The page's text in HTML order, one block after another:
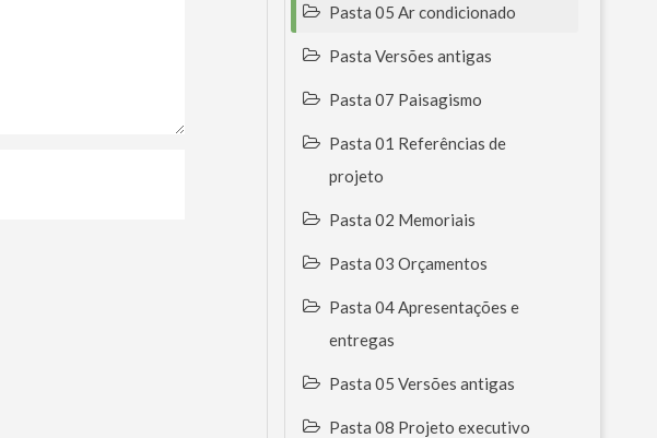
Pasta 05 Ar condicionado
Pasta Versões antigas
Pasta 07 Paisagismo
Pasta 01 Referências de
projeto
Pasta 02 Memoriais
Pasta 03 Orçamentos
Pasta 04 Apresentações e
entregas
Pasta 05 Versões antigas
Pasta 08 Projeto executivo